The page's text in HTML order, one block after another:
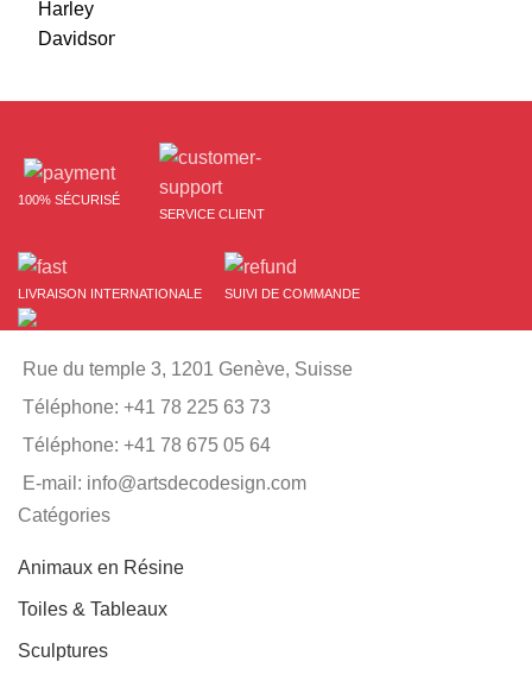
100% SÉCURISÉ
SERVICE CLIENT
LIVRAISON INTERNATIONALE SUIVI DE COMMANDE
Rue du temple 3, 1201 Genève, Suisse
Téléphone: +41 78 225 63 73
Téléphone: +41 78 675 05 64
E-mail: info@artsdecodesign.com
Catégories
Animaux en Résine
Toiles & Tableaux
Sculptures